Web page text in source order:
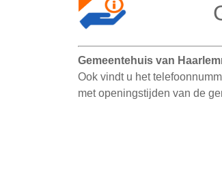
Gemeentehuis van
Ook vindt u het
met openingstijden van de